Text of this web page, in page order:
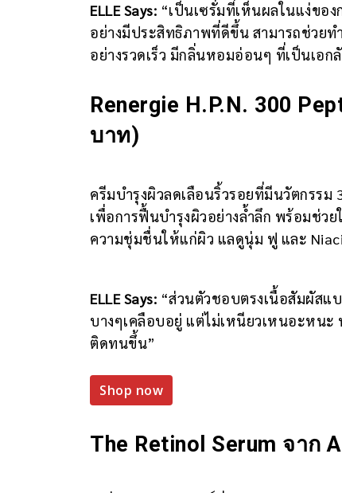
ELLE Says: “เป็นเซรั่มที่เห็นผลในแง่ขอ
อย่างมีประสิทธิภาพที่ดีขึ้น สามารถช่วยท
อย่างรวดเร็ว มีกลิ่นหอมอ่อนๆ ที่เป็นเอ
Renergie H.P.N. 300
บาท)
ครีมบำรุงผิวลดเลือนริ้วรอยที่มีนวัตกรรม
เพื่อการฟื้นบำรุงผิวอย่างล้ำลึก พร้อมช่ว
ความชุ่มชื่นให้แก่ผิว แลดูนุ่ม ฟู และ
ELLE Says: “ส่วนตัวชอบตรงเนื้อสัมผัสแ
บางๆเคลือบอยู่ แต่ไม่เหนียวเหนอะหน
ติดทนขึ้น”
Shop now
The Retinol Serum จาก